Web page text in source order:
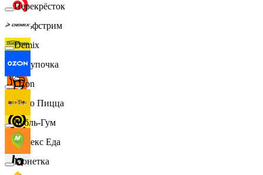
Гольфстрим
Покупочка
Додо Пицца
Яндекс Еда
Перекрёсток
Demix
Ozon
Бубль-Гум
Монетка